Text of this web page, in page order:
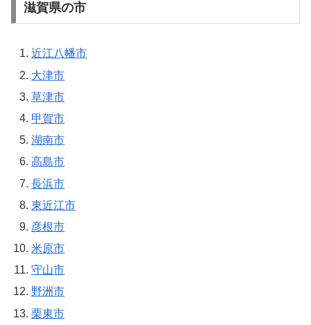
滋賀県の市
近江八幡市
大津市
草津市
甲賀市
湖南市
高島市
長浜市
東近江市
彦根市
米原市
守山市
野洲市
栗東市